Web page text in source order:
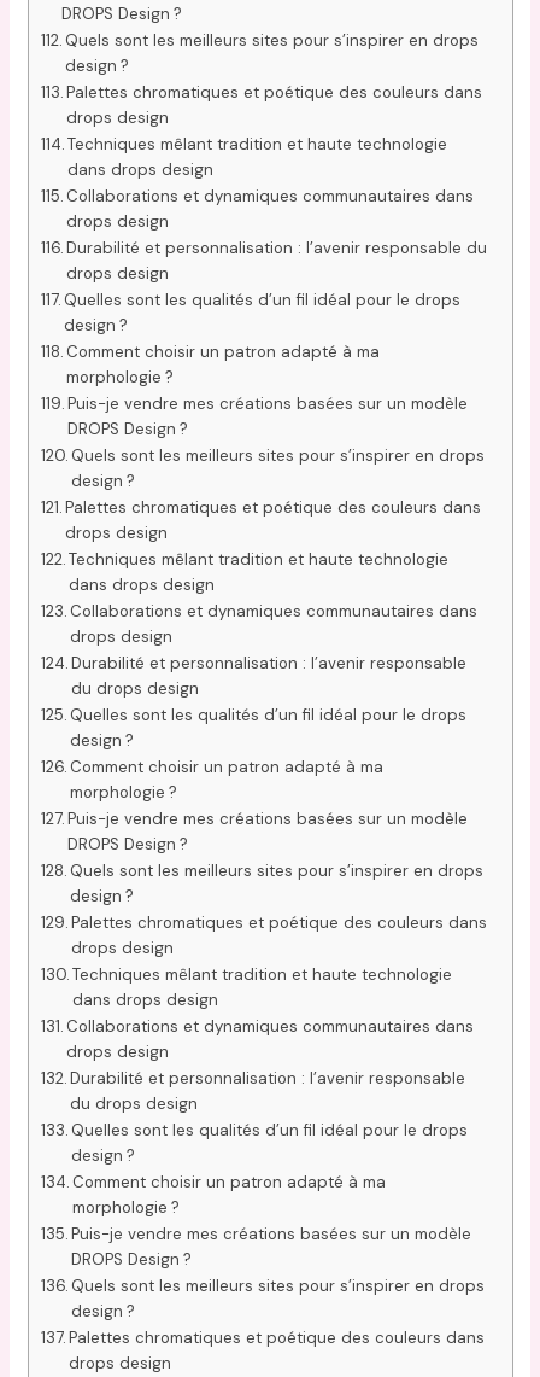
DROPS Design ?
Quels sont les meilleurs sites pour s’inspirer en drops
design ?
Palettes chromatiques et poétique des couleurs dans
drops design
Techniques mêlant tradition et haute technologie
dans drops design
Collaborations et dynamiques communautaires dans
drops design
Durabilité et personnalisation : l’avenir responsable du
drops design
Quelles sont les qualités d’un fil idéal pour le drops
design ?
Comment choisir un patron adapté à ma
morphologie ?
Puis-je vendre mes créations basées sur un modèle
DROPS Design ?
Quels sont les meilleurs sites pour s’inspirer en drops
design ?
Palettes chromatiques et poétique des couleurs dans
drops design
Techniques mêlant tradition et haute technologie
dans drops design
Collaborations et dynamiques communautaires dans
drops design
Durabilité et personnalisation : l’avenir responsable
du drops design
Quelles sont les qualités d’un fil idéal pour le drops
design ?
Comment choisir un patron adapté à ma
morphologie ?
Puis-je vendre mes créations basées sur un modèle
DROPS Design ?
Quels sont les meilleurs sites pour s’inspirer en drops
design ?
Palettes chromatiques et poétique des couleurs dans
drops design
Techniques mêlant tradition et haute technologie
dans drops design
Collaborations et dynamiques communautaires dans
drops design
Durabilité et personnalisation : l’avenir responsable
du drops design
Quelles sont les qualités d’un fil idéal pour le drops
design ?
Comment choisir un patron adapté à ma
morphologie ?
Puis-je vendre mes créations basées sur un modèle
DROPS Design ?
Quels sont les meilleurs sites pour s’inspirer en drops
design ?
Palettes chromatiques et poétique des couleurs dans
drops design